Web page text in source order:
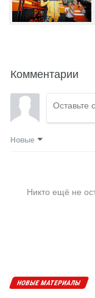
Комментарии
Новые
Никто ещё не
НОВЫЕ МАТЕРИАЛЫ